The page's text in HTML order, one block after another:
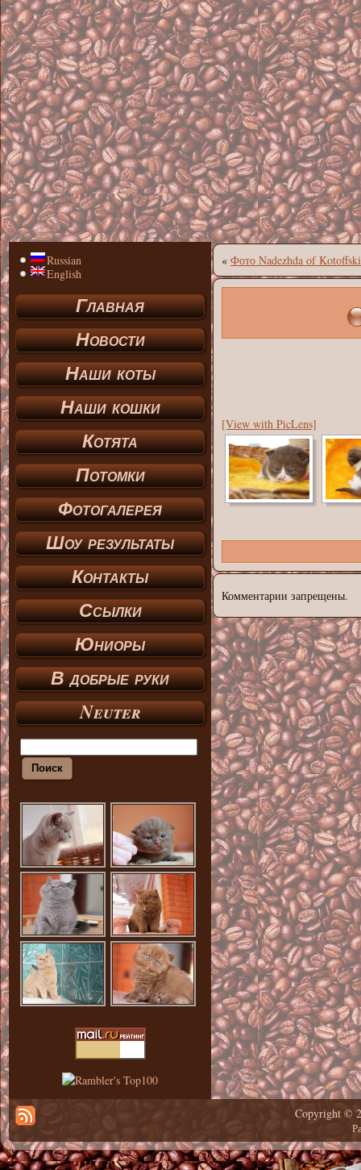
Russian
English
Главная
Новости
Наши коты
Наши кошки
Котята
Потомки
Фотогалерея
Шоу результаты
Контакты
Ссылки
Юниоры
В добрые руки
Neuter
« Фото Nadezhda of Kotoffski
[View with PicLens]
Комментарии запрещены.
Copyright ©